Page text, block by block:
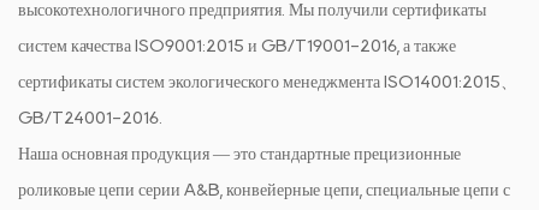
высокотехнологичного предприятия. Мы получили сертификаты
систем качества ISO9001:2015 и GB/T19001-2016, а также
сертификаты систем экологического менеджмента ISO14001:2015、
GB/T24001-2016.
Наша основная продукция — это стандартные прецизионные
роликовые цепи серии A&B, конвейерные цепи, специальные цепи с